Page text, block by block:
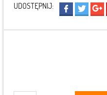
UDOSTĘPNIJ: